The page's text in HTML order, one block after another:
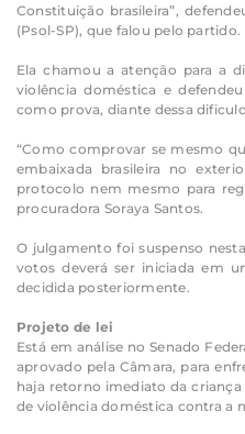
Constituição brasileira”,
(Psol-SP), que falou pelo partido.
Ela chamou a atenção para a
violência doméstica e
como prova, diante dessa
“Como comprovar se mesmo
embaixada brasileira no
protocolo nem mesmo para
procuradora Soraya Santos.
O julgamento foi suspenso
votos deverá ser iniciada em
decidida posteriormente.
Projeto de lei
Está em análise no Senado
aprovado pela Câmara, para
haja retorno imediato da
de violência doméstica contra a